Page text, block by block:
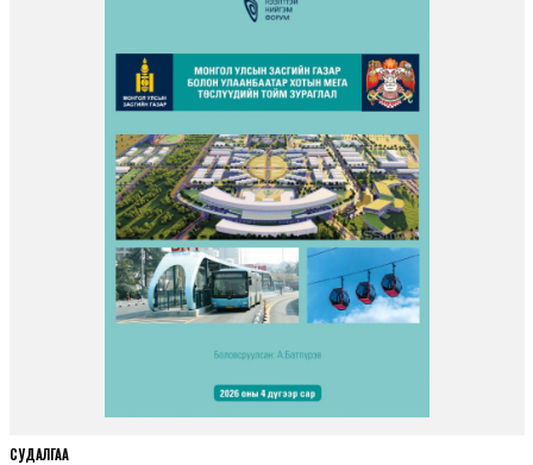
СУДАЛГАА